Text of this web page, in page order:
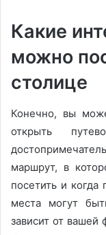
Какие
можно
столице
Конечно, вы
открыть
маршрут, в
посетить и когда
места могут
зависит от вашей